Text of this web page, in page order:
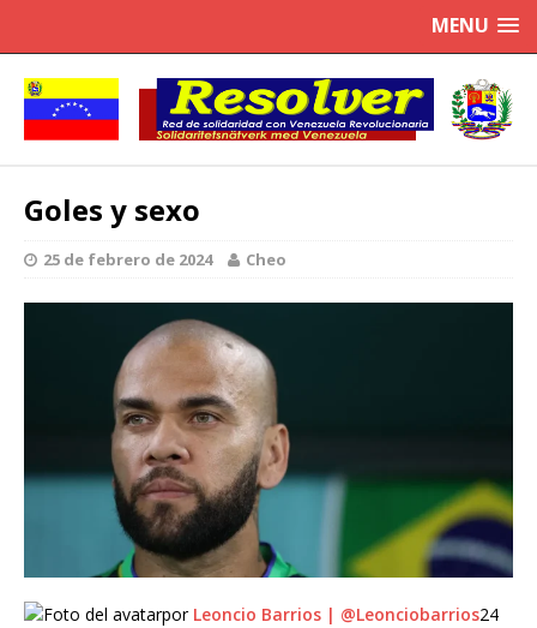
MENU
Goles y sexo
25 de febrero de 2024 Cheo
por Leoncio Barrios | @Leonciobarrios24